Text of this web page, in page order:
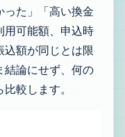
った」「高い換金
用可能額、申込時
込額が同じとは限
結論にせず、何の
較します。